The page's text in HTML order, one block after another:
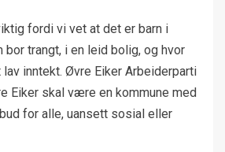
fordi vi vet at det er barn i
bor trangt, i en leid bolig, og hvor
inntekt. Øvre Eiker Arbeiderparti
Eiker skal være en kommune med
for alle, uansett sosial eller